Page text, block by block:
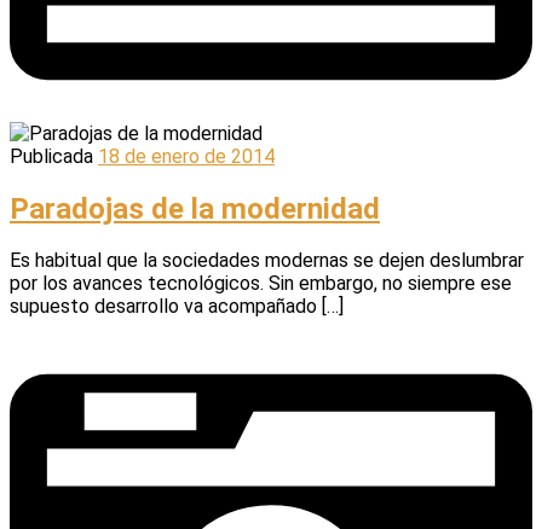
Publicada 18 de enero de 2014
Paradojas de la modernidad
Es habitual que la sociedades modernas se dejen deslumbrar
por los avances tecnológicos. Sin embargo, no siempre ese
supuesto desarrollo va acompañado […]